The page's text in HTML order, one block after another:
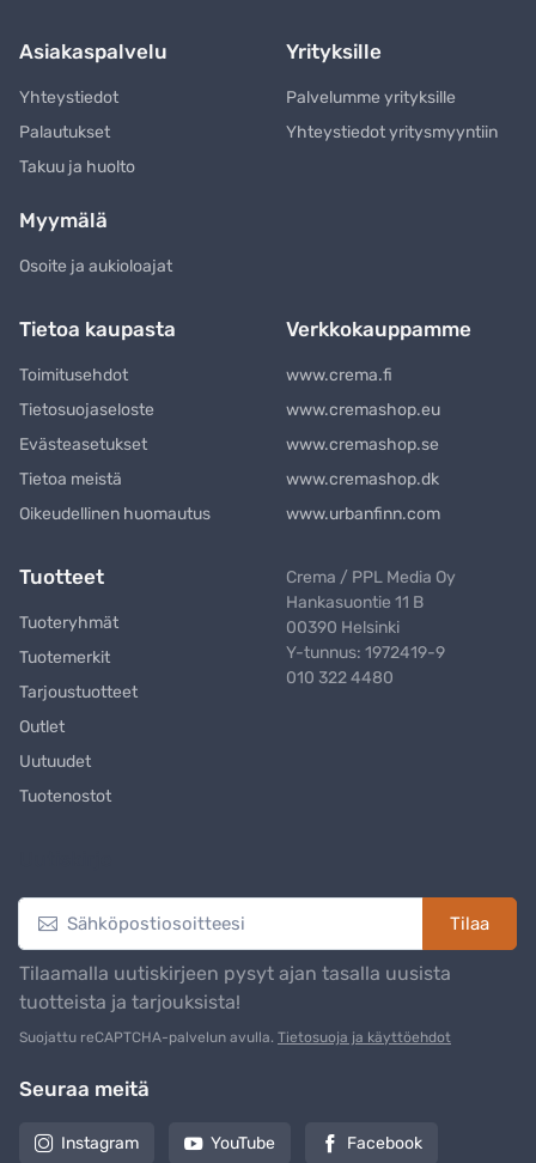
Asiakaspalvelu
Yhteystiedot
Palautukset
Takuu ja huolto
Yrityksille
Palvelumme yrityksille
Yhteystiedot yritysmyyntiin
Myymälä
Osoite ja aukioloajat
Tietoa kaupasta
Toimitusehdot
Tietosuojaseloste
Evästeasetukset
Tietoa meistä
Oikeudellinen huomautus
Verkkokauppamme
www.crema.fi
www.cremashop.eu
www.cremashop.se
www.cremashop.dk
www.urbanfinn.com
Tuotteet
Tuoteryhmät
Tuotemerkit
Tarjoustuotteet
Outlet
Uutuudet
Tuotenostot
Crema / PPL Media Oy
Hankasuontie 11 B
00390 Helsinki
Y-tunnus: 1972419-9
010 322 4480
Tilaa
Tilaamalla uutiskirjeen pysyt ajan tasalla uusista
tuotteista ja tarjouksista!
Suojattu reCAPTCHA-palvelun avulla. Tietosuoja ja käyttöehdot
Seuraa meitä
Instagram YouTube Facebook